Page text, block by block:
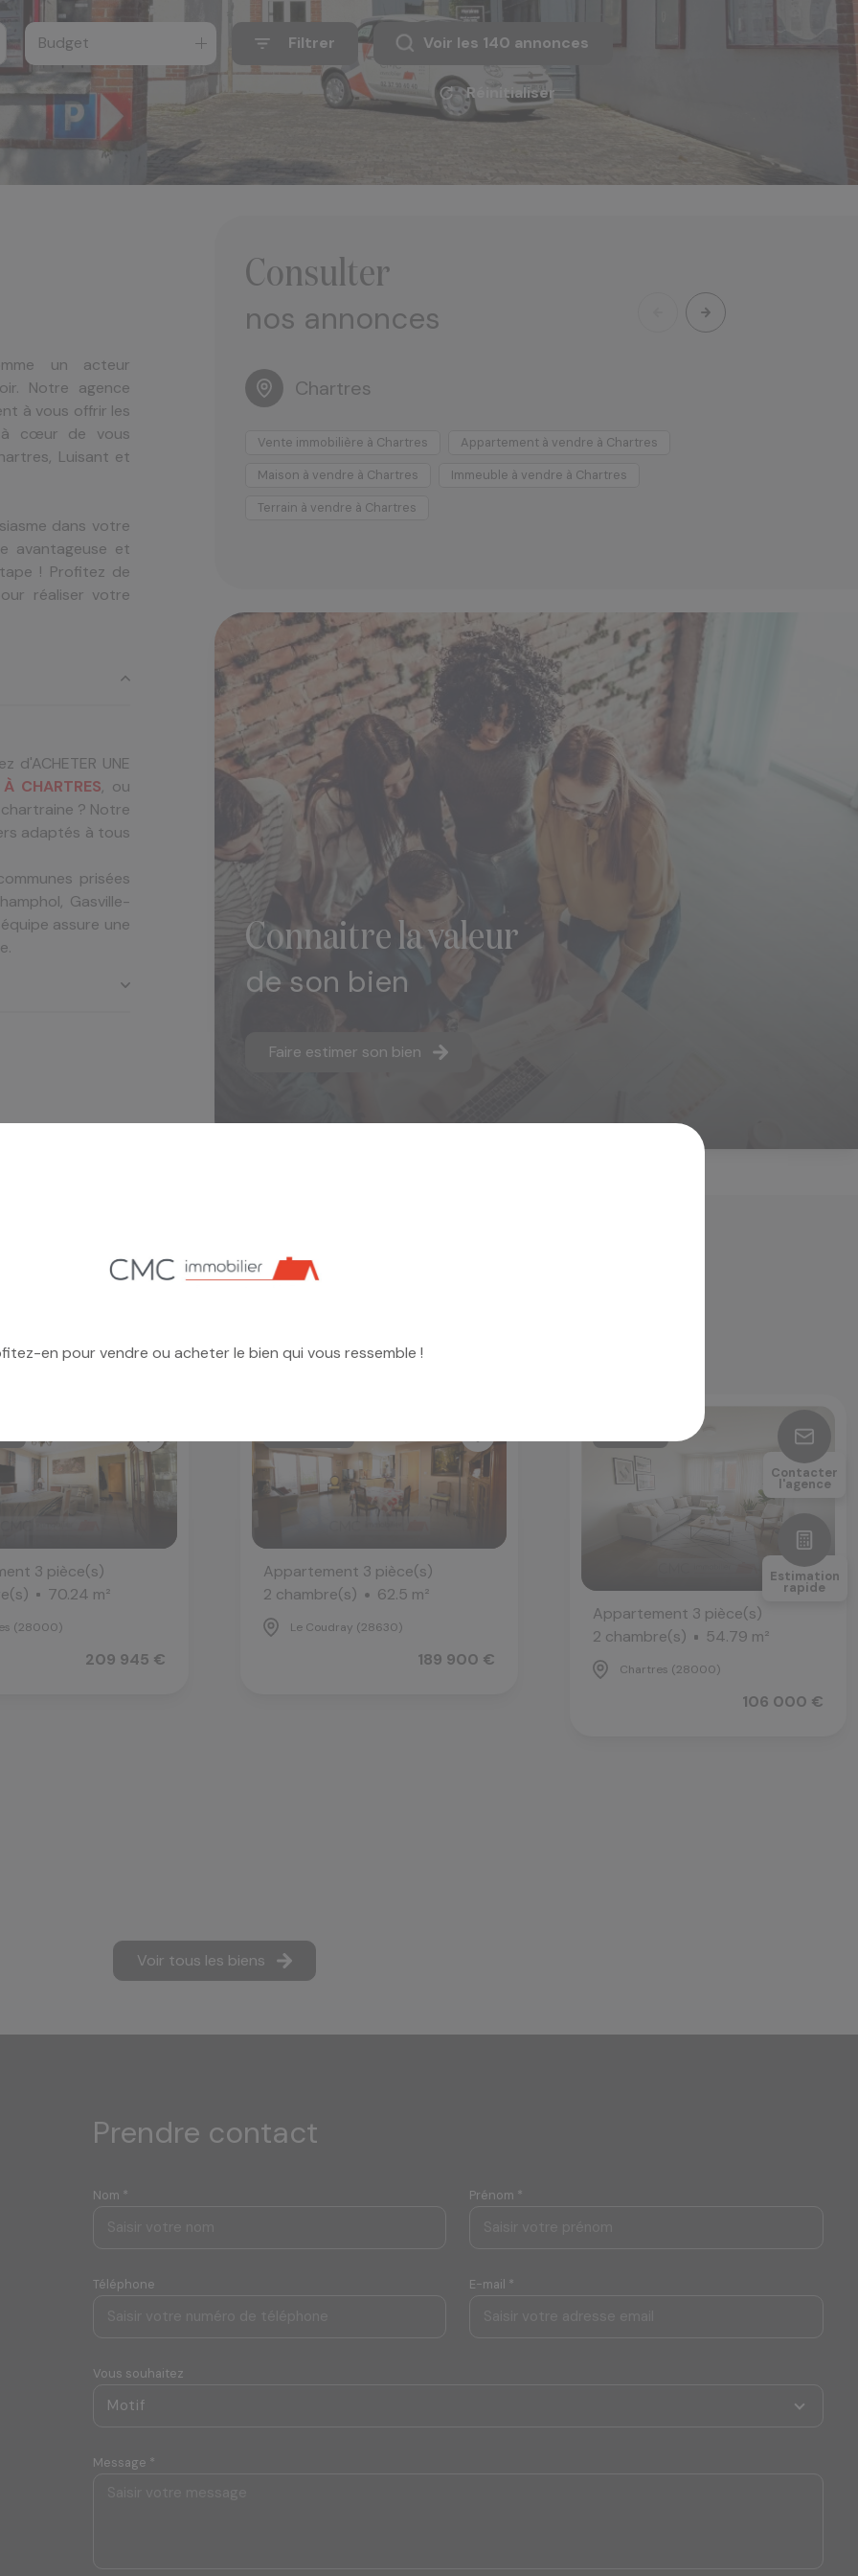
Budget Filtrer Voir les 140 annonces
Réinitialiser
consulter
nos annonces
Chartres
Vente immobilière à Chartres
Appartement à vendre à Chartres
Maison à vendre à Chartres
Immeuble à vendre à Chartres
Terrain à vendre à Chartres
connaitre la valeur
de son bien
Faire estimer son bien
un acteur
Notre agence
à vous offrir les
à cœur de vous
Luisant et
dans votre
avantageuse et
! Profitez de
réaliser votre
UNE
CHARTRES, ou
? Notre
adaptés à tous
prisées
Gasville-
assure une
ou un
local, nous
que vos projets
3 pièce(s)
70.24 m²
(28000)
209 945 €
Appartement 3 pièce(s)
2 chambre(s)
62.5 m²
Le Coudray (28630)
189 900 €
Appartement 3 pièce(s)
2 chambre(s)
54.79 m²
Chartres (28000)
106 000 €
Voir tous les biens
Contacter
l'agence
Estimation
rapide
en pour vendre ou acheter le bien qui vous ressemble !
prendre contact
Nom * Prénom *
Téléphone E-mail *
Vous souhaitez
Motif
Message *